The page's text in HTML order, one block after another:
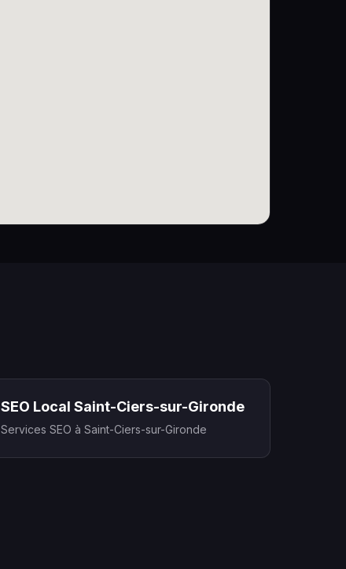
SEO Local Saint-Ciers-sur-Gironde
Services SEO à Saint-Ciers-sur-Gironde